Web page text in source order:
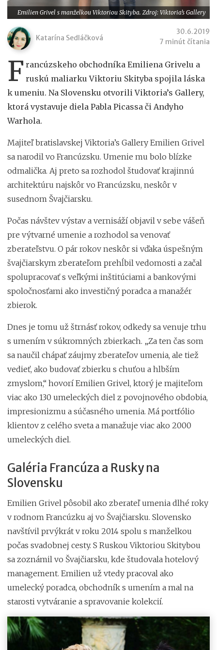
Emilien Grivel s manželkou Viktoriou Skityba. Zdroj: Viktoria’s Gallery
Katarína Sedláčková
30.6.2019
7 minút čítania
F rancúzskeho obchodníka Emiliena Grivelu a
ruskú maliarku Viktoriu Skityba spojila láska
k umeniu. Na Slovensku otvorili Viktoria’s Gallery,
ktorá vystavuje diela Pabla Picassa či Andyho
Warhola.
Majiteľ bratislavskej Viktoria’s Gallery Emilien Grivel
sa narodil vo Francúzsku. Umenie mu bolo blízke
odmalička. Aj preto sa rozhodol študovať krajinnú
architektúru najskôr vo Francúzsku, neskôr v
susednom Švajčiarsku.
Počas návštev výstav a vernisáží objavil v sebe vášeň
pre výtvarné umenie a rozhodol sa venovať
zberateľstvu. O pár rokov neskôr si vďaka úspešným
švajčiarskym zberateľom prehĺbil vedomosti a začal
spolupracovať s veľkými inštitúciami a bankovými
spoločnosťami ako investičný poradca a manažér
zbierok.
Dnes je tomu už štrnásť rokov, odkedy sa venuje trhu
s umením v súkromných zbierkach. „Za ten čas som
sa naučil chápať záujmy zberateľov umenia, ale tiež
vedieť, ako budovať zbierku s chuťou a hlbším
zmyslom,“ hovorí Emilien Grivel, ktorý je majiteľom
viac ako 130 umeleckých diel z povojnového obdobia,
impresionizmu a súčasného umenia. Má portfólio
klientov z celého sveta a manažuje viac ako 2000
umeleckých diel.
Galéria Francúza a Rusky na
Slovensku
Emilien Grivel pôsobil ako zberateľ umenia dlhé roky
v rodnom Francúzku aj vo Švajčiarsku. Slovensko
navštívil prvýkrát v roku 2014 spolu s manželkou
počas svadobnej cesty. S Ruskou Viktoriou Skitybou
sa zoznámil vo Švajčiarsku, kde študovala hotelový
management. Emilien už vtedy pracoval ako
umelecký poradca, obchodník s umením a mal na
starosti vytváranie a spravovanie kolekcií.